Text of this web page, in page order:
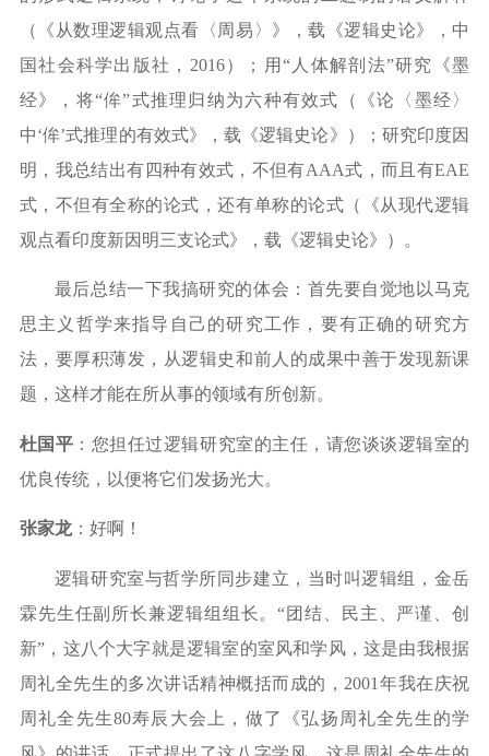
（《从数理逻辑观点看〈周易〉》，载《逻辑史论》，中
国社会科学出版社， 2016）；用 “人体解剖法”研究《墨
经》，将“侔”式推理归纳为六种有效式（《论〈墨经〉
中‘侔’式推理的有效式》，载《逻辑史论》）；研究印度因
明，我总结出有四种有效式，不但有AAA式，而且有EAE
式，不但有全称的论式，还有单称的论式（《从现代逻辑
观点看印度新因明三支论式》，载《逻辑史论》）。
最后总结一下我搞研究的体会：首先要自觉地以马克
思主义哲学来指导自己的研究工作，要有正确的研究方
法，要厚积薄发，从逻辑史和前人的成果中善于发现新课
题，这样才能在所从事的领域有所创新。
杜国平 ：您担任过逻辑研究室的主任，请您谈谈逻辑室的
优良传统，以便将它们发扬光大。
张家龙：好啊！
逻辑研究室与哲学所同步建立，当时叫逻辑组，金岳
霖先生任副所长兼逻辑组组长。“团结、民主、严谨、创
新” ，这八个大字就是逻辑室的室风和学风，这是由我根据
周礼全先生的多次讲话精神概括而成的， 2001 年我在庆祝
周礼全先生80寿辰大会上，做了《弘扬周礼全先生的学